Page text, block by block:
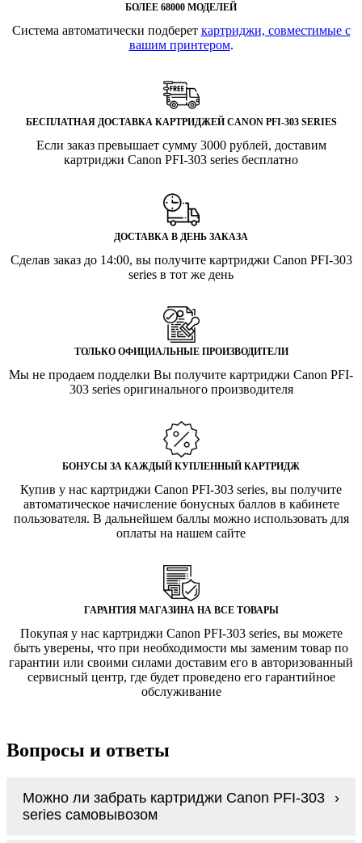
БОЛЕЕ 68000 МОДЕЛЕЙ
Система автоматически подберет картриджи, совместимые с
вашим принтером.
БЕСПЛАТНАЯ ДОСТАВКА КАРТРИДЖЕЙ CANON PFI-303 SERIES
Если заказ превышает сумму 3000 рублей, доставим
картриджи Canon PFI-303 series бесплатно
ДОСТАВКА В ДЕНЬ ЗАКАЗА
Сделав заказ до 14:00, вы получите картриджи Canon PFI-303
series в тот же день
ТОЛЬКО ОФИЦИАЛЬНЫЕ ПРОИЗВОДИТЕЛИ
Мы не продаем подделки Вы получите картриджи Canon PFI-
303 series оригинального производителя
БОНУСЫ ЗА КАЖДЫЙ КУПЛЕННЫЙ КАРТРИДЖ
Купив у нас картриджи Canon PFI-303 series, вы получите
автоматическое начисление бонусных баллов в кабинете
пользователя. В дальнейшем баллы можно использовать для
оплаты на нашем сайте
ГАРАНТИЯ МАГАЗИНА НА ВСЕ ТОВАРЫ
Покупая у нас картриджи Canon PFI-303 series, вы можете
быть уверены, что при необходимости мы заменим товар по
гарантии или своими силами доставим его в авторизованный
сервисный центр, где будет проведено его гарантийное
обслуживание
Вопросы и ответы
Можно ли забрать картриджи Canon PFI-303
series самовывозом